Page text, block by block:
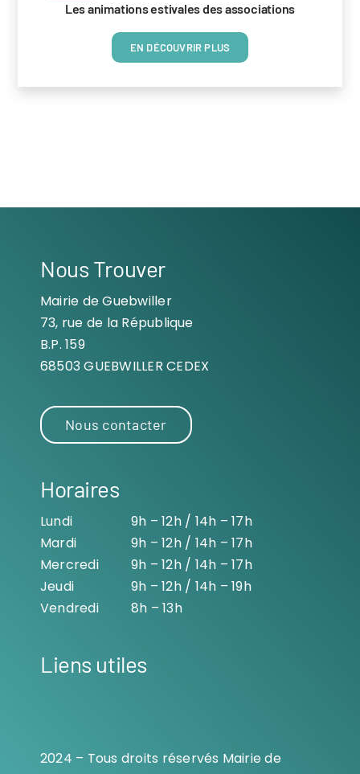
Les animations estivales des associations
EN DÉCOUVRIR PLUS
Nous Trouver
Mairie de Guebwiller
73, rue de la République
B.P. 159
68503 GUEBWILLER CEDEX
Nous contacter
Horaires
Lundi
9h – 12h / 14h – 17h
Mardi
9h – 12h / 14h – 17h
Mercredi
9h – 12h / 14h – 17h
Jeudi
9h – 12h / 14h – 19h
Vendredi
8h – 13h
Liens utiles
2024 – Tous droits réservés Mairie de